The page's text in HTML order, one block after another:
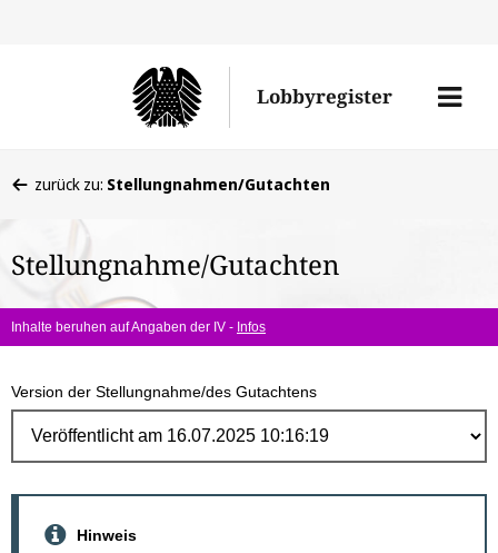
Lobbyregister
Menü
befinden
hier:
zurück zu: Stellungnahmen/Gutachten
Stellungnahme/Gutachten
Inhalte beruhen auf Angaben der IV - Infos
Version der Stellungnahme/des Gutachtens
Hinweis